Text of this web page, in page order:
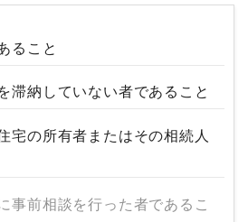
ること
滞納していない者であること
宅の所有者またはその相続人
事前相談を行った者であるこ